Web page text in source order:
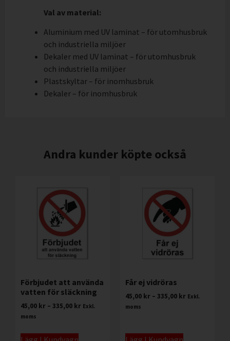
Val av material:
Aluminium med UV laminat – för utomhusbruk
och industriella miljöer
Dekaler med UV laminat – för utomhusbruk
och industriella miljöer
Plastskyltar – för inomhusbruk
Dekaler – för inomhusbruk
Andra kunder köpte också
Förbjudet att använda
vatten för släckning
45,00 kr – 335,00 kr Exkl.
moms
Får ej vidröras
45,00 kr – 335,00 kr Exkl.
moms